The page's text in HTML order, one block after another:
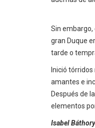
Sin embargo,
gran Duque
tarde o
Inició
amantes e
Después de
elementos
Isabel